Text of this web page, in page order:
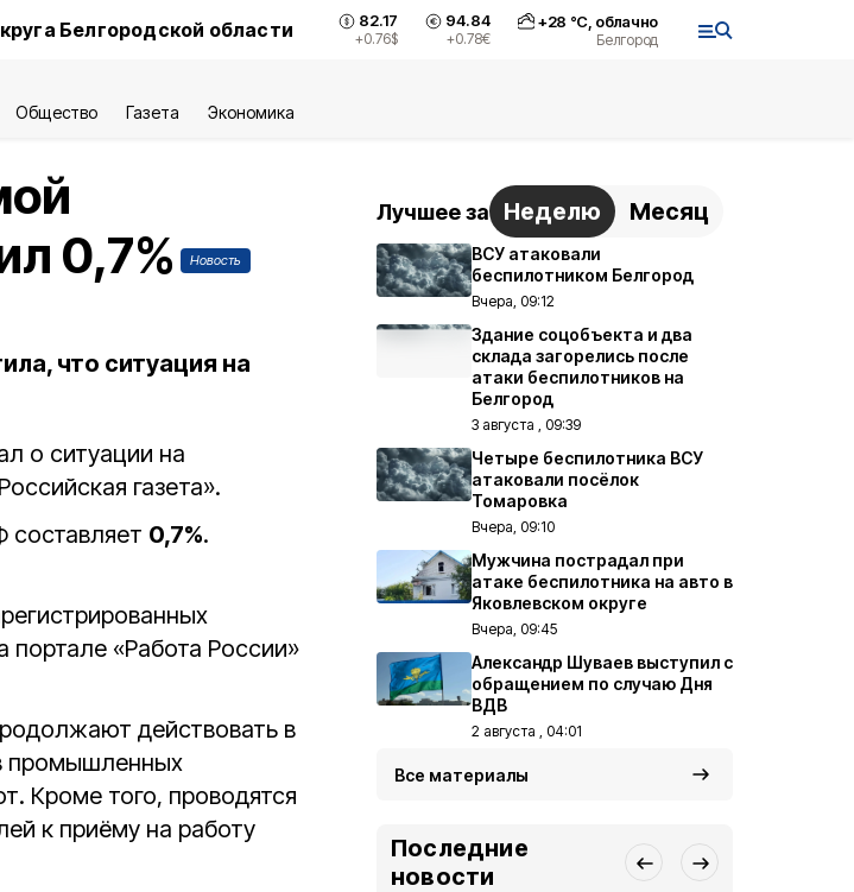
Белгородской области 82.17
+0.76$
94.84
+0.78€
+28 °С, облачно
Белгород
Общество Газета Экономика
0,7%
Новость
что ситуация на
о ситуации на
газета».
составляет 0,7%.
портале «Работа России»
действовать в
промышленных
Кроме того, проводятся
к приёму на работу
Лучшее за Неделю Месяц
ВСУ атаковали
беспилотником Белгород
Вчера, 09:12
Здание соцобъекта и два
склада загорелись после
атаки беспилотников на
Белгород
3 августа , 09:39
Четыре беспилотника ВСУ
атаковали посёлок
Томаровка
Вчера, 09:10
Мужчина пострадал при
атаке беспилотника на авто в
Яковлевском округе
Вчера, 09:45
Александр Шуваев выступил с
обращением по случаю Дня
ВДВ
2 августа , 04:01
Все материалы
Последние
новости